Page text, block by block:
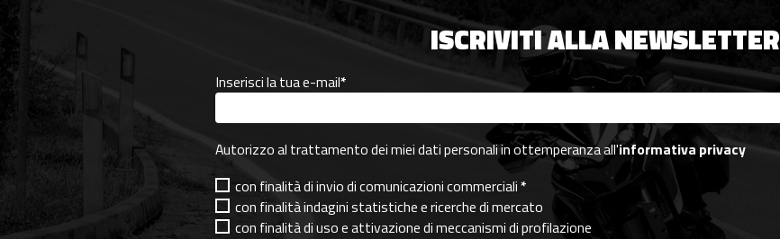
ISCRIVITI ALLA NEWSLETTER
Inserisci la tua e-mail*
Autorizzo al trattamento dei miei dati personali in ottemperanza all'informativa privacy
con finalità di invio di comunicazioni commerciali*
con finalità indagini statistiche e ricerche di mercato
con finalità di uso e attivazione di meccanismi di profilazione